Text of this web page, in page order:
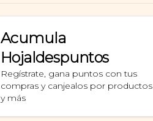
Acumula
Hojaldespuntos
Regístrate, gana puntos con tus
compras y canjealos por productos
y más